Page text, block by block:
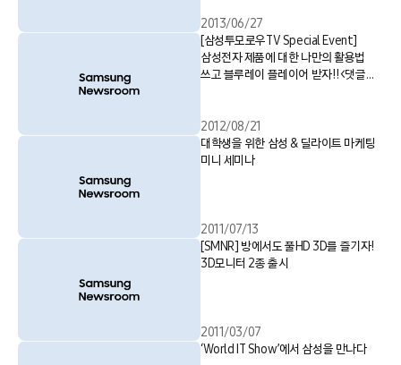
2013/06/27
[삼성투모로우TV Special Event]
삼성전자 제품에 대한 나만의 활용법
쓰고 블루레이 플레이어 받자!!<댓글
2012/08/21
대학생을 위한 삼성 & 딜라이트 마케팅
미니 세미나
2011/07/13
[SMNR] 방에서도 풀HD 3D를 즐기자!
3D모니터 2종 출시
2011/03/07
‘World IT Show’에서 삼성을 만나다